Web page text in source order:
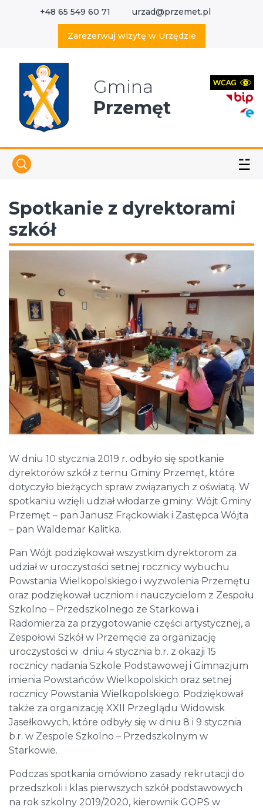
+48 65 549 60 71 urzad@przemet.pl
Zarezerwuj wizytę w Urzędzie
Gmina
Przemęt
☱
Spotkanie z dyrektorami
szkół
W dniu 10 stycznia 2019 r. odbyło się spotkanie
dyrektorów szkół z ternu Gminy Przemęt, które
dotyczyło bieżących spraw związanych z oświatą. W
spotkaniu wzięli udział włodarze gminy: Wójt Gminy
Przemęt – pan Janusz Frąckowiak i Zastępca Wójta
– pan Waldemar Kalitka.
Pan Wójt podziękował wszystkim dyrektorom za
udział w uroczystości setnej rocznicy wybuchu
Powstania Wielkopolskiego i wyzwolenia Przemętu
oraz podziękował uczniom i nauczycielom z Zespołu
Szkolno – Przedszkolnego ze Starkowa i
Radomierza za przygotowanie części artystycznej, a
Zespołowi Szkół w Przemęcie za organizację
uroczystości w dniu 4 stycznia b.r. z okazji 15
rocznicy nadania Szkole Podstawowej i Gimnazjum
imienia Powstańców Wielkopolskich oraz setnej
rocznicy Powstania Wielkopolskiego. Podziękował
także za organizację XXII Przeglądu Widowisk
Jasełkowych, które odbyły się w dniu 8 i 9 stycznia
b.r. w Zespole Szkolno – Przedszkolnym w
Starkowie.
Podczas spotkania omówiono zasady rekrutacji do
przedszkoli i klas pierwszych szkół podstawowych
na rok szkolny 2019/2020, kierownik GOPS w
Wyszukaj w serwisie